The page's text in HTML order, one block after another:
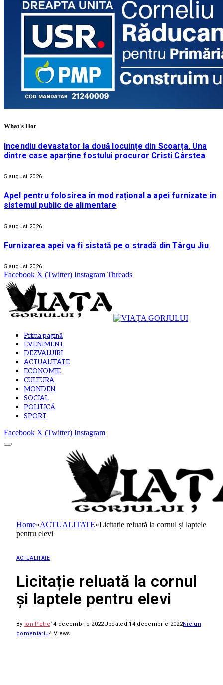
What's Hot
Incendiu devastator la două locuințe din Scoarța. Una
dintre case aparține fostului procuror Cristi Cârstea
5 august 2026
Apel pentru folosirea în mod rațional a apei furnizate în
sistemul public de alimentare
5 august 2026
Furnizarea apei va fi sistată pe o stradă din Târgu Jiu
5 august 2026
Facebook X (Twitter) Instagram Threads
Prima pagină
EVENIMENT
DEZVALUIRI
ACTUALITATE
ECONOMIE
CULTURA
MONDEN
SOCIAL
POLITICĂ
SPORT
Facebook X (Twitter) Instagram
Home»ACTUALITATE»Licitație reluată la cornul și laptele
pentru elevi
ACTUALITATE
Licitație reluată la cornul
și laptele pentru elevi
By Ion Petre14 decembrie 2022Updated:14 decembrie 2022Niciun
comentariu4 Views